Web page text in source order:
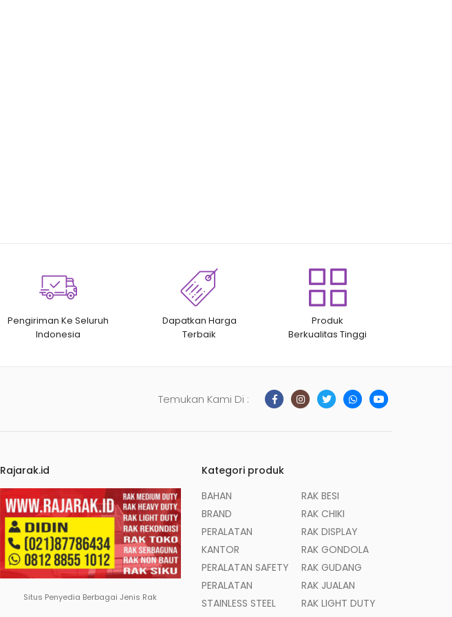
Pengiriman Ke Seluruh
Indonesia
Dapatkan Harga
Terbaik
Produk
Berkualitas Tinggi
Temukan Kami Di :
Rajarak.id
Situs Penyedia Berbagai Jenis Rak
Kategori produk
BAHAN
BRAND
PERALATAN
KANTOR
PERALATAN SAFETY
PERALATAN
STAINLESS STEEL
RAK BESI
RAK CHIKI
RAK DISPLAY
RAK GONDOLA
RAK GUDANG
RAK JUALAN
RAK LIGHT DUTY